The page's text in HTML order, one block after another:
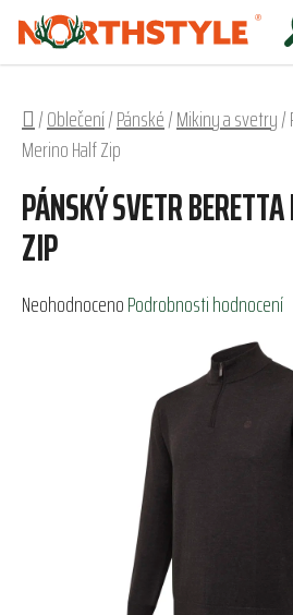
Přejít
obsah
Domů
/Oblečení/Pánské/Mikiny a svetry/
Merino Half Zip
PÁNSKÝ SVETR
ZIP
Průměrné
NeohodnocenoPodrobnosti hodnocení